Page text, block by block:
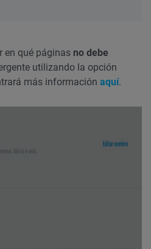
en qué páginas no debe
utilizando la opción
más información aquí.